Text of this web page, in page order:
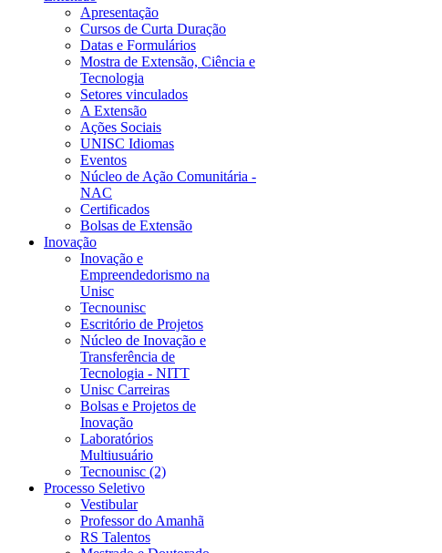
Apresentação
Cursos de Curta Duração
Datas e Formulários
Mostra de Extensão, Ciência e
Tecnologia
Setores vinculados
A Extensão
Ações Sociais
UNISC Idiomas
Eventos
Núcleo de Ação Comunitária -
NAC
Certificados
Bolsas de Extensão
Inovação
Inovação e
Empreendedorismo na
Unisc
Tecnounisc
Escritório de Projetos
Núcleo de Inovação e
Transferência de
Tecnologia - NITT
Unisc Carreiras
Bolsas e Projetos de
Inovação
Laboratórios
Multiusuário
Tecnounisc (2)
Processo Seletivo
Vestibular
Professor do Amanhã
RS Talentos